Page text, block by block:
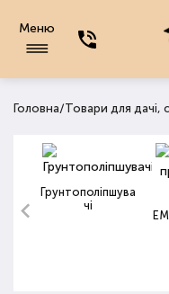
Меню
Головна/Товари для дачі,
Грунтополіпшува
чі